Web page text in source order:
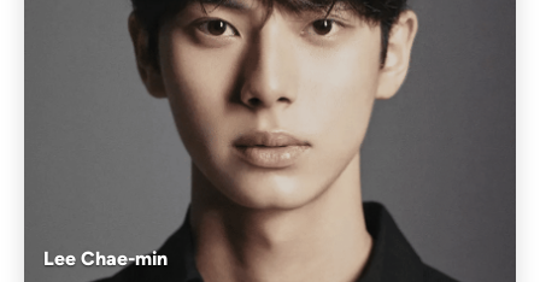
Lee Chae-min